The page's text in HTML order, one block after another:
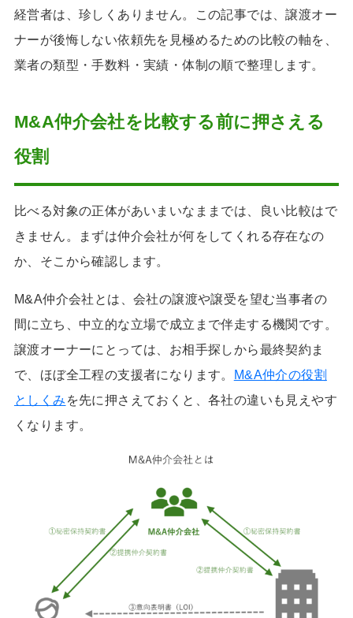
経営者は、珍しくありません。この記事では、譲渡オー
ナーが後悔しない依頼先を見極めるための比較の軸を、
業者の類型・手数料・実績・体制の順で整理します。
M&A仲介会社を比較する前に押さえる
役割
比べる対象の正体があいまいなままでは、良い比較はで
きません。まずは仲介会社が何をしてくれる存在なの
か、そこから確認します。
M&A仲介会社とは、会社の譲渡や譲受を望む当事者の
間に立ち、中立的な立場で成立まで伴走する機関です。
譲渡オーナーにとっては、お相手探しから最終契約ま
で、ほぼ全工程の支援者になります。
M&A仲介の役割
としくみ を先に押さえておくと、各社の違いも見えやす
くなります。